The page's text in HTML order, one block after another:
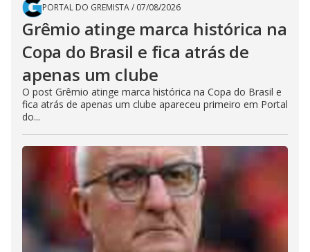
PORTAL DO GREMISTA/ 07/08/2026
Grêmio atinge marca histórica na
Copa do Brasil e fica atrás de
apenas um clube
O post Grêmio atinge marca histórica na Copa do Brasil e
fica atrás de apenas um clube apareceu primeiro em Portal
do...